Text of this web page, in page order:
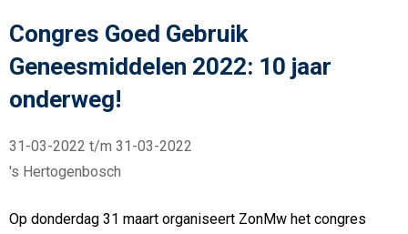
Congres Goed Gebruik
Geneesmiddelen 2022: 10 jaar
onderweg!
31-03-2022 t/m 31-03-2022
's Hertogenbosch
Op donderdag 31 maart organiseert ZonMw het congres